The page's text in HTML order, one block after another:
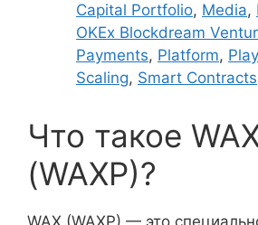
Capital Portfolio, Media,
OKEx Blockdream
Payments, Platform,
Scaling, Smart Contracts
Что такое
(WAXP)?
WAX (WAXP) — это